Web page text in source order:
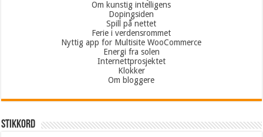
Om kunstig intelligens
Dopingsiden
Spill på nettet
Ferie i verdensrommet
Nyttig app for Multisite WooCommerce
Energi fra solen
Internettprosjektet
Klokker
Om bloggere
Stikkord